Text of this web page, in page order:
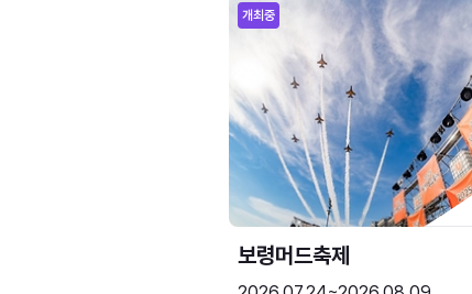
개최중
보령머드축제